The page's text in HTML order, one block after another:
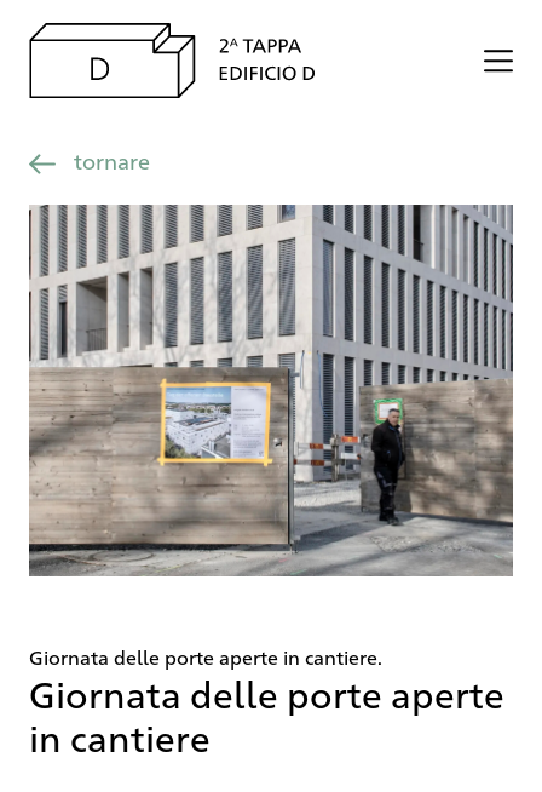
tornare
Giornata delle porte aperte in cantiere.
Giornata delle porte aperte
in cantiere